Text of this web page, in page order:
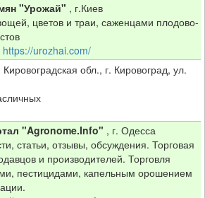
"Урожай" , г.Киев
цветов и траи, саженцами плодово-
https://urozhai.com/
Кировоградская обл., г. Кировоград, ул.
"Agronome.Info" , г. Одесса
статьи, отзывы, обсуждения. Торговая
и производителей. Торговля
пестицидами, капельным орошением